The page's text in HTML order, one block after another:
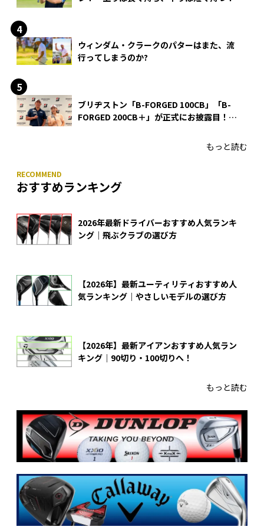
ウィンダム・クラークのパターはまた、流
行ってしまうのか?
ブリヂストン「B-FORGED 100CB」「B-
FORGED 200CB＋」が正式にお披露目！
もっと読む
おすすめランキング
2026年最新ドライバーおすすめ人気ランキ
ング｜飛ぶクラブの選び方
【2026年】最新ユーティリティおすすめ人
気ランキング｜やさしいモデルの選び方
【2026年】最新アイアンおすすめ人気ラン
キング｜90切り・100切りへ！
もっと読む